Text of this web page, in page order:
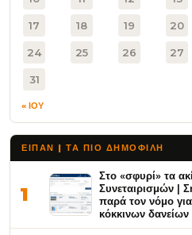
17 18 19 20
24 25 26 27
31
« ΙΟΥ
ΕΙΠΑΝ | ΤΑ ΠΙΟ ΔΗΜΟΦΙΛΉ
1
Στο «σφυρί» τα
Συνεταιρισμών |
παρά τον νόμο
κόκκινων δανείων